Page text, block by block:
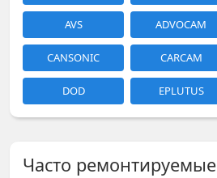
AVS ADVOCAM
CANSONIC CARCAM
DOD EPLUTUS
Часто ремонтируемые